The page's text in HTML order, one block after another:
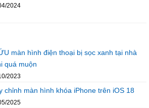
2024
màn hình điện thoại bị sọc xanh tại nhà
quá muộn
2023
chỉnh màn hình khóa iPhone trên iOS 18
2025